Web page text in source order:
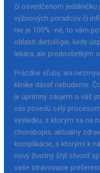
či osvedčenom
výživových poradcov či
nie je 100% -né, to vám
oblasti dietológie, kedy
lekára, ale predovšetkým
Prázdne sľuby, ani
klinike dávať nebudeme.
je úprimný záujem o váš
vás povedú celý
výsledku, s ktorým sa na
chorobopis, aktuálny
komplikácie, s ktorými k
nový životný štýl stvoriť
vaše stravovacie